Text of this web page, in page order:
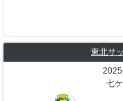
東北サ
七